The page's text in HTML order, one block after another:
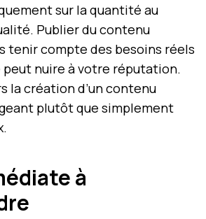
sur la quantité au
Publier du contenu
tenir compte des besoins réels
nuire à votre réputation.
la création d’un contenu
plutôt que simplement
à